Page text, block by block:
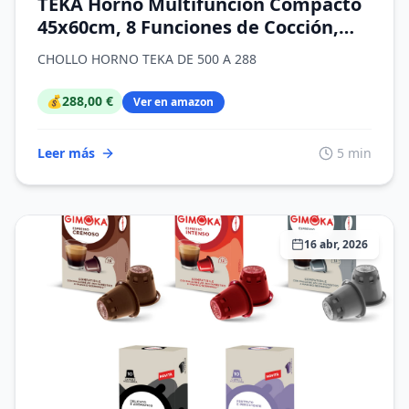
45x60cm, 8 Funciones de Cocción,
Sistema HydroClean, Guías
Profunda Antivuelco, Acero
Inoxidable Antihuellas, Modelo NEO
HSC 6350
CHOLLO HORNO TEKA DE 500 A 288
💰288,00 € Ver en amazon
Leer más 5 min
16 abr, 2026